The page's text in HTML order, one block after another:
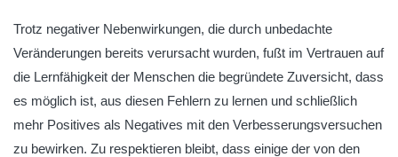
Trotz negativer Nebenwirkungen, die durch unbedachte
Veränderungen bereits verursacht wurden, fußt im Vertrauen auf
die Lernfähigkeit der Menschen die begründete Zuversicht, dass
es möglich ist, aus diesen Fehlern zu lernen und schließlich
mehr Positives als Negatives mit den Verbesserungsversuchen
zu bewirken. Zu respektieren bleibt, dass einige der von den